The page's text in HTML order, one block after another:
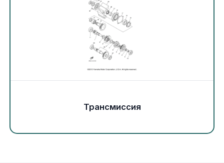
Электрика
Другое
Движители (гребные винты)
Трансмиссия